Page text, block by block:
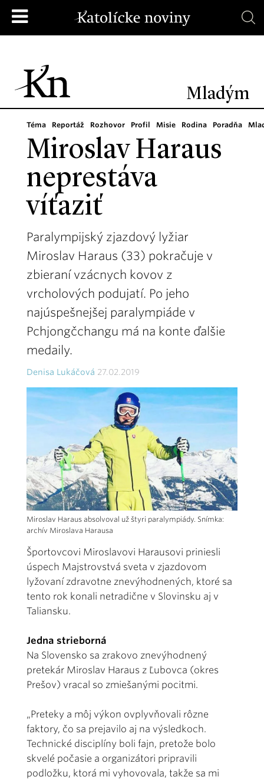
Mladým
Téma Reportáž Rozhovor Profil Misie Rodina Poradňa
Miroslav Haraus
neprestáva
víťaziť
Paralympijský zjazdový lyžiar
Miroslav Haraus (33) pokračuje v
zbieraní vzácnych kovov z
vrcholových podujatí. Po jeho
najúspešnejšej paralympiáde v
Pchjongčchangu má na konte ďalšie
medaily.
Denisa Lukáčová 27.02.2019
Miroslav Haraus absolvoval už štyri paralympiády. Snímka:
archív Miroslava Harausa
Športovcovi Miroslavovi Harausovi priniesli
úspech Majstrovstvá sveta v zjazdovom
lyžovaní zdravotne znevýhodnených, ktoré sa
tento rok konali netradične v Slovinsku aj v
Taliansku.
Jedna strieborná
Na Slovensko sa zrakovo znevýhodnený
pretekár Miroslav Haraus z Ľubovca (okres
Prešov) vracal so zmiešanými pocitmi.
„Preteky a môj výkon ovplyvňovali rôzne
faktory, čo sa prejavilo aj na výsledkoch.
Technické disciplíny boli fajn, pretože bolo
skvelé počasie a organizátori pripravili
podložku, ktorá mi vyhovovala, takže sa mi